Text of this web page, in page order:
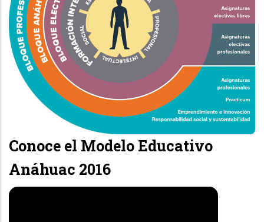
Conoce el Modelo Educativo
Anáhuac 2016